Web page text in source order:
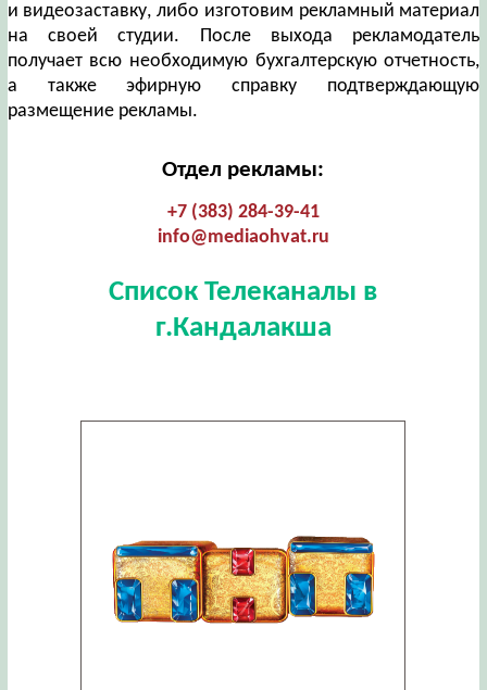
и видеозаставку, либо изготовим рекламный материал
на своей студии. После выхода рекламодатель
получает всю необходимую бухгалтерскую отчетность,
а также эфирную справку подтверждающую
размещение рекламы.
Отдел рекламы:
+7 (383) 284-39-41
info@mediaohvat.ru
Список Телеканалы в
г.Кандалакша